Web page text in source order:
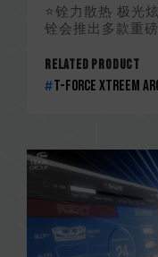
⭐铨力散热 极光
铨会推出多款重
Related Product
#T-FORCE XTREEM